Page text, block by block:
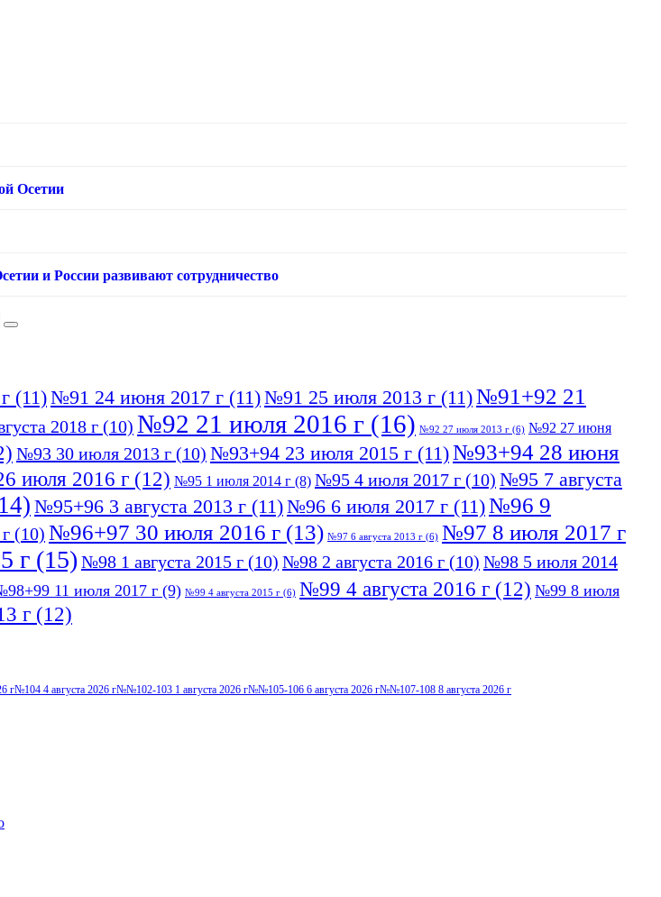
Осетии
и России развивают сотрудничество
(11)№91 24 июня 2017 г (11)№91 25 июля 2013 г (11)№91+92 21
2018 г (10) №92 21 июля 2016 г (16) №92 27 июля 2013 г (6) №92 27 июня
№93 30 июля 2013 г (10) №93+94 23 июля 2015 г (11)№93+94 28 июня
июля 2016 г (12) №95 1 июля 2014 г (8) №95 4 июля 2017 г (10) №95 7 августа
№95+96 3 августа 2013 г (11)№96 6 июля 2017 г (11)№96 9
(10) №96+97 30 июля 2016 г (13) №97 6 августа 2013 г (6) №97 8 июля 2017 г
г (15) №98 1 августа 2015 г (10) №98 2 августа 2016 г (10) №98 5 июля 2014
11 июля 2017 г (9) №99 4 августа 2015 г (6) №99 4 августа 2016 г (12) №99 8 июля
г (12)
г№104 4 августа 2026 г№№102-103 1 августа 2026 г№№105-106 6 августа 2026 г№№107-108 8 августа 2026 г